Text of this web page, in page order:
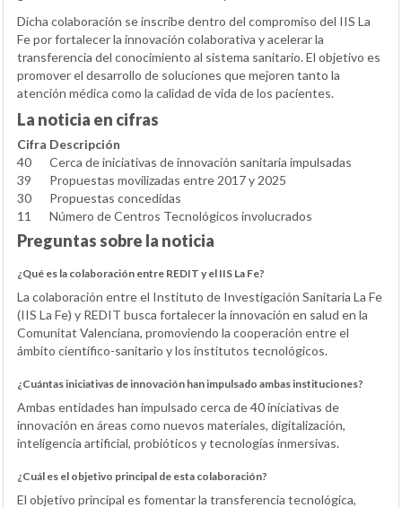
Dicha colaboración se inscribe dentro del compromiso del IIS La
Fe por fortalecer la innovación colaborativa y acelerar la
transferencia del conocimiento al sistema sanitario. El objetivo es
promover el desarrollo de soluciones que mejoren tanto la
atención médica como la calidad de vida de los pacientes.
La noticia en cifras
Cifra Descripción
40
Cerca de iniciativas de innovación sanitaria impulsadas
39
Propuestas movilizadas entre 2017 y 2025
30
Propuestas concedidas
11
Número de Centros Tecnológicos involucrados
Preguntas sobre la noticia
¿Qué es la colaboración entre REDIT y el IIS La Fe?
La colaboración entre el Instituto de Investigación Sanitaria La Fe
(IIS La Fe) y REDIT busca fortalecer la innovación en salud en la
Comunitat Valenciana, promoviendo la cooperación entre el
ámbito científico-sanitario y los institutos tecnológicos.
¿Cuántas iniciativas de innovación han impulsado ambas instituciones?
Ambas entidades han impulsado cerca de 40 iniciativas de
innovación en áreas como nuevos materiales, digitalización,
inteligencia artificial, probióticos y tecnologías inmersivas.
¿Cuál es el objetivo principal de esta colaboración?
El objetivo principal es fomentar la transferencia tecnológica,